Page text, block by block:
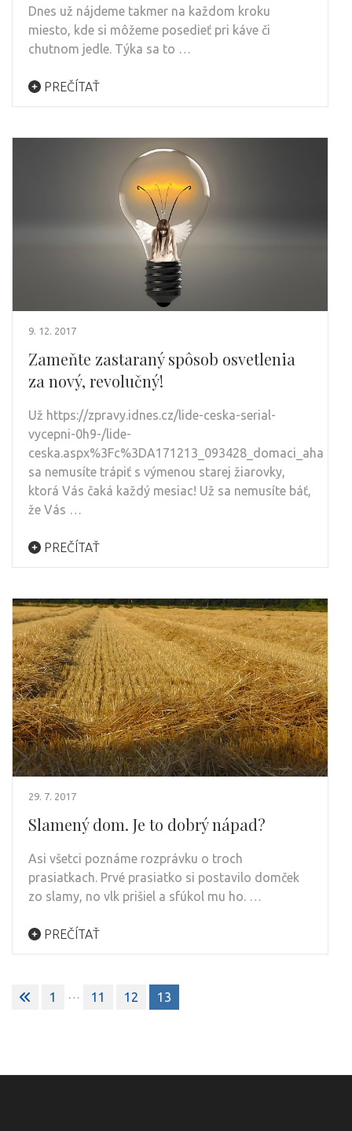
Dnes už nájdeme takmer na každom kroku
miesto, kde si môžeme posedieť pri káve či
chutnom jedle. Týka sa to …
PREČÍTAŤ
9. 12. 2017
Zameňte zastaraný spôsob osvetlenia
za nový, revolučný!
Už https://zpravy.idnes.cz/lide-ceska-serial-
vycepni-0h9-/lide-
ceska.aspx%3Fc%3DA171213_093428_domaci_aha
sa nemusíte trápiť s výmenou starej žiarovky,
ktorá Vás čaká každý mesiac! Už sa nemusíte báť,
že Vás …
PREČÍTAŤ
29. 7. 2017
Slamený dom. Je to dobrý nápad?
Asi všetci poznáme rozprávku o troch
prasiatkach. Prvé prasiatko si postavilo domček
zo slamy, no vlk prišiel a sfúkol mu ho. …
PREČÍTAŤ
Stránkování
1 … 11 12 13